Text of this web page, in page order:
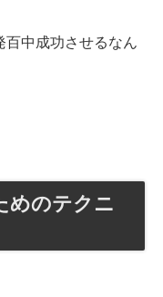
百中成功させるなん
めのテクニ